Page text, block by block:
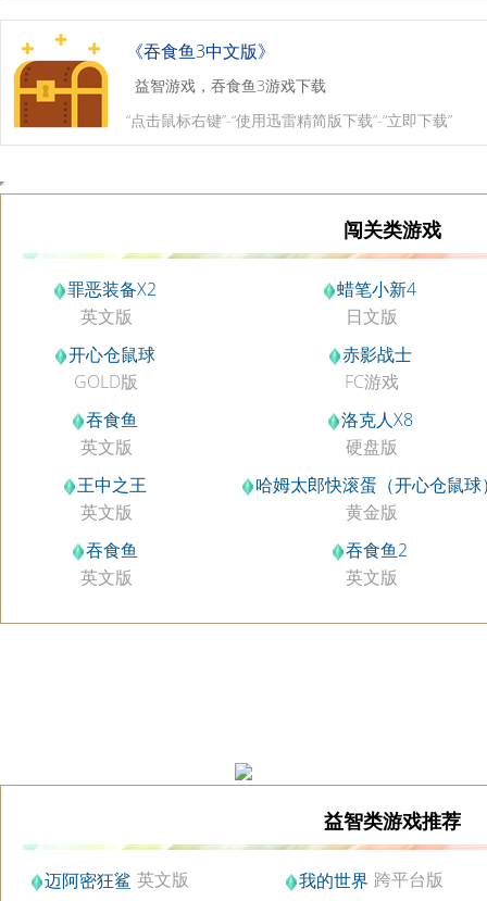
《吞食鱼3中文版》
益智游戏，吞食鱼3游戏下载
“点击鼠标右键”-“使用迅雷精简版下载”-“立即下载”
闯关类游戏
罪恶装备X2
英文版
蜡笔小新4
日文版
开心仓鼠球
GOLD版
赤影战士
FC游戏
吞食鱼
英文版
洛克人X8
硬盘版
王中之王
英文版
哈姆太郎快滚蛋（开心仓鼠球
黄金版
吞食鱼
英文版
吞食鱼2
英文版
益智类游戏推荐
迈阿密狂鲨 英文版 我的世界 跨平台版